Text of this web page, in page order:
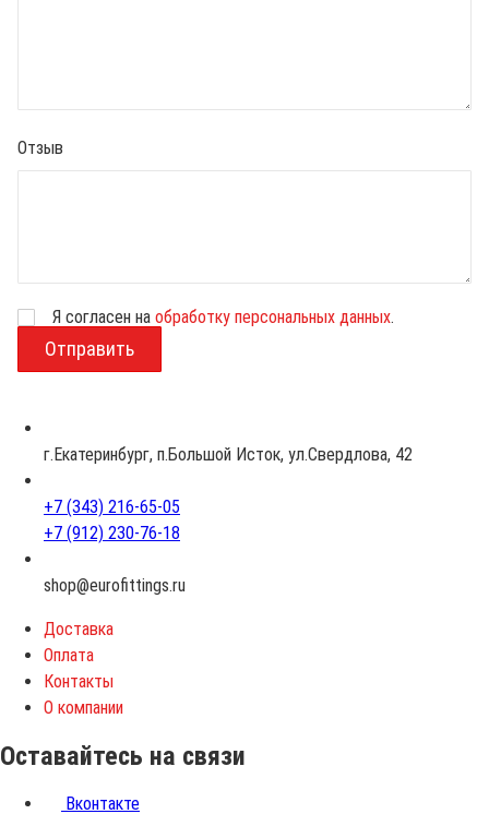
Отзыв
з
Я согласен на обработку персональных данных.
г.Екатеринбург, п.Большой Исток, ул.Свердлова, 42
+7 (343) 216-65-05
+7 (912) 230-76-18
shop@eurofittings.ru
Доставка
Оплата
Контакты
О компании
Оставайтесь на связи
Вконтакте